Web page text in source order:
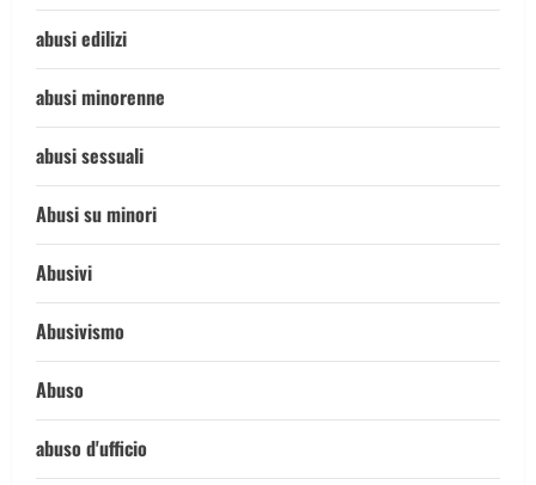
abusi edilizi
abusi minorenne
abusi sessuali
Abusi su minori
Abusivi
Abusivismo
Abuso
abuso d'ufficio